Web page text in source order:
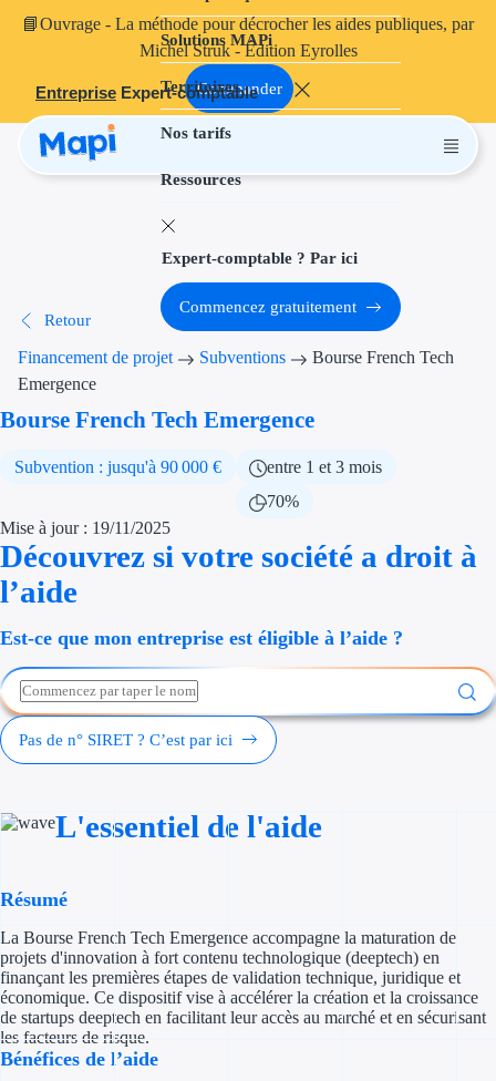
📘Ouvrage - La méthode pour décrocher les aides publiques, par
Michel Struk - Édition Eyrolles
Commander
Entreprise Expert-comptable
Solutions MAPi
Territoires
Nos tarifs
Ressources
Projets finançables
Aides à
Aides
Thématiques
Financement
Aides RSE
Création
Cession
Subventions
Concours
Expert-comptable ? Par ici
Commencez gratuitement
Retour
Financement de projet Subventions
Bourse French Tech
Emergence
Bourse French Tech Emergence
Subvention : jusqu'à 90 000 €
entre 1 et 3 mois
70%
Mise à jour : 19/11/2025
Découvrez si votre société a droit à
l’aide
Est-ce que mon entreprise est éligible à l’aide ?
Pas de n° SIRET ? C’est par ici
L'essentiel de l'aide
Résumé
La Bourse French Tech Emergence accompagne la maturation de
projets d'innovation à fort contenu technologique (deeptech) en
finançant les premières étapes de validation technique, juridique et
économique. Ce dispositif vise à accélérer la création et la croissance
de startups deeptech en facilitant leur accès au marché et en sécurisant
les facteurs de risque.
Bénéfices de l’aide